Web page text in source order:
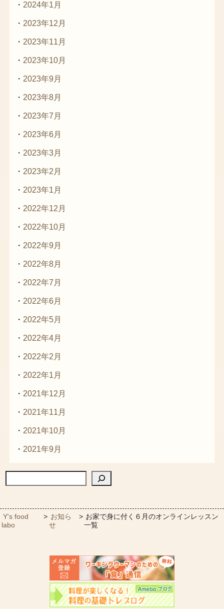
2024年1月
2023年12月
2023年11月
2023年10月
2023年9月
2023年8月
2023年7月
2023年6月
2023年3月
2023年2月
2023年1月
2022年12月
2022年10月
2022年9月
2022年8月
2022年7月
2022年6月
2022年5月
2022年4月
2022年2月
2022年1月
2021年12月
2021年11月
2021年10月
2021年9月
Y's food
labo
> お知ら
せ
> お家で身に付く６月のオンラインレッスン
一覧